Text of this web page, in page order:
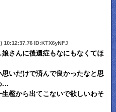
10:12:37.76 ID:KTX6yNFJ
さんに後遺症もなにもなくてほ
いだけで済んで良かったなと思
…
檻から出てこないで欲しいわそ